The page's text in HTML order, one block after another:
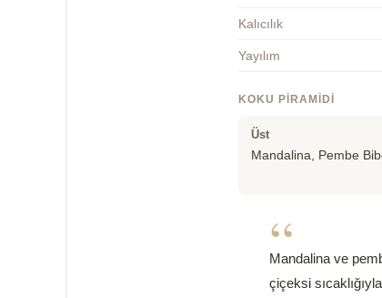
Kalıcılık
Yayılım
KOKU PIRAMIDI
Üst
Mandalina, Pembe
“
Mandalina ve
çiçeksi